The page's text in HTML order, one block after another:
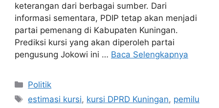
keterangan dari berbagai sumber. Dari
informasi sementara, PDIP tetap akan menjadi
partai pemenang di Kabupaten Kuningan.
Prediksi kursi yang akan diperoleh partai
pengusung Jokowi ini … Baca Selengkapnya
Kategori
Politik
Tag
estimasi kursi, kursi DPRD Kuningan, pemilu